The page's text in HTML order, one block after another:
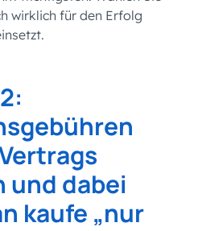
wirklich für den Erfolg
und dabei
kaufe „nur